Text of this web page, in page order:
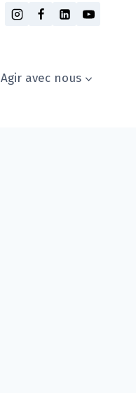
Agir avec nous